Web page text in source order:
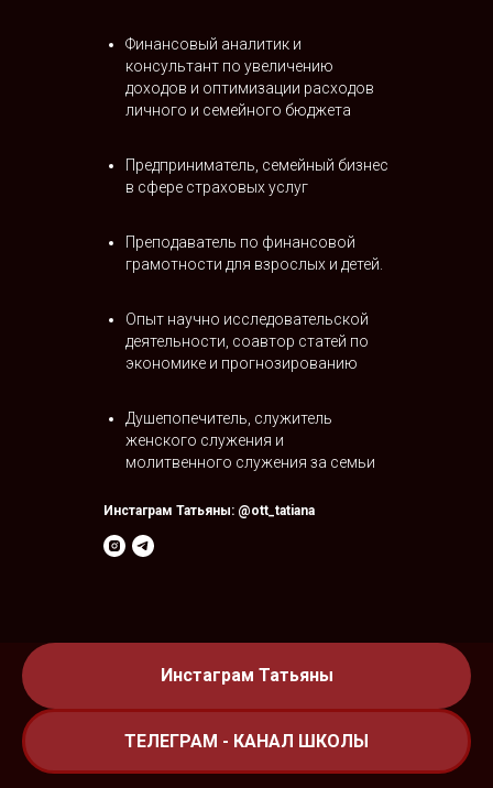
Финансовый аналитик и
консультант по увеличению
доходов и оптимизации расходов
личного и семейного бюджета
Предприниматель, семейный бизнес
в сфере страховых услуг
Преподаватель по финансовой
грамотности для взрослых и детей.
Опыт научно исследовательской
деятельности, соавтор статей по
экономике и прогнозированию
Душепопечитель, служитель
женского служения и
молитвенного служения за семьи
Инстаграм Татьяны: @ott_tatiana
Инстаграм Татьяны
ТЕЛЕГРАМ - КАНАЛ ШКОЛЫ